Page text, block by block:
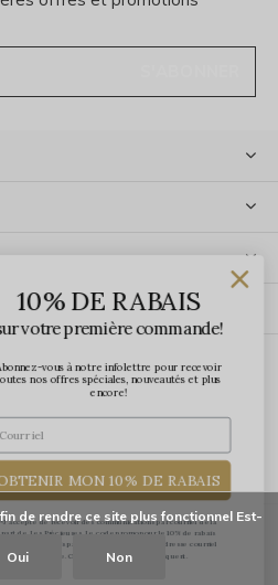
de rendre ce site plus fonctionnel Est-
Oui Non
10% DE RABAIS
votre première commande!
vous à notre infolettre pour recevoir
nos offres spéciales, nouveautés et plus
encore!
MON 10% DE RABAIS
*J'accepte de recevoir des communications par courriel de la
part de Les Précieuses. Le code promo pour le 10% de rabais
vous sera transmis par courriel une fois votre adresse courriel
confirmée. Certaines exclusions s'appliquent.